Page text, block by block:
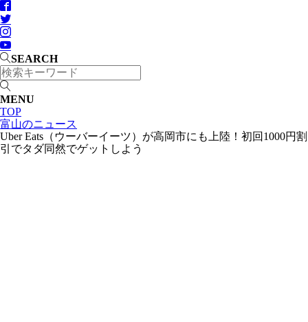
SEARCH
MENU
TOP
富山のニュース
Uber Eats（ウーバーイーツ）が高岡市にも上陸！初回1000円割
引でタダ同然でゲットしよう